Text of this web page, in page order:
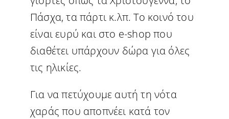
Πάσχα, τα πάρτι κ.λπ. Το κοινό του
είναι ευρύ και στο e-shop που
διαθέτει υπάρχουν δώρα για όλες
τις ηλικίες.
Για να πετύχουμε αυτή τη νότα
χαράς που αποπνέει κατά τον